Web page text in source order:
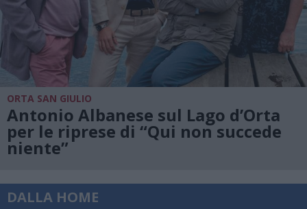
ORTA SAN GIULIO
Antonio Albanese sul Lago d’Orta
per le riprese di “Qui non succede
niente”
DALLA HOME